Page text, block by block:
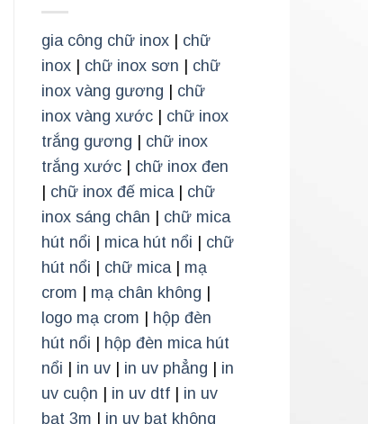
gia công chữ inox| chữ
inox| chữ inox sơn
chữ
inox vàng gương
chữ
inox vàng xước| chữ inox
trắng gương
chữ inox
trắng xước| chữ inox đen
chữ inox đế mica| chữ
inox sáng chân
chữ mica
hút nổi
mica hút nổi
chữ
hút nổi
chữ mica| mạ
crom
mạ chân không
logo mạ crom
hộp đèn
hút nổi
hộp đèn mica hút
nổi
in uv| in uv phẳng
in
uv cuộn
in uv dtf| in uv
bạt 3m
in uv bạt không